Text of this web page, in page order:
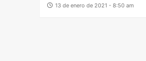
13 de enero de 2021 - 8:50 am